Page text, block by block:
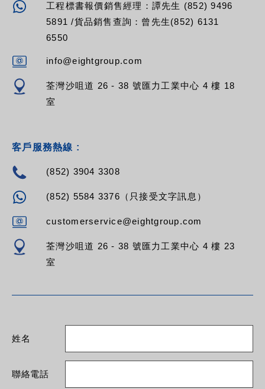
工程標書報價銷售經理：譚先生 (852) 9496
5891 /貨品銷售查詢：曾先生(852) 6131
6550
info@eightgroup.com
荃灣沙咀道 26 - 38 號匯力工業中心 4 樓 18
室
客戶服務熱線 :
(852) 3904 3308
(852) 5584 3376（只接受文字訊息）
customerservice@eightgroup.com
荃灣沙咀道 26 - 38 號匯力工業中心 4 樓 23
室
姓名
聯絡電話